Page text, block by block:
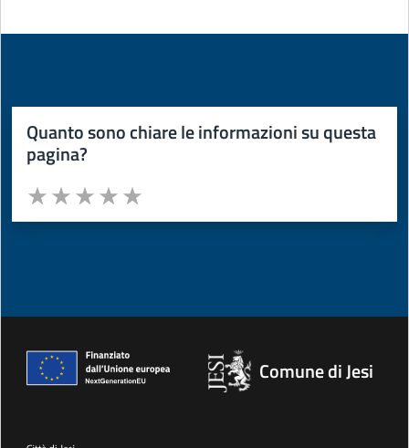
Quanto sono chiare le informazioni su questa
pagina?
Valuta da 1 a 5 stelle la pagina
Valuta 4 stelle su 5
Valuta 3 stelle su 5
Valuta 2 stelle su 5
Valuta 1 stelle su 5
Comune di Jesi